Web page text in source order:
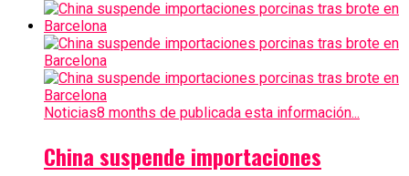
Noticias8 months de publicada esta información...
China suspende importaciones